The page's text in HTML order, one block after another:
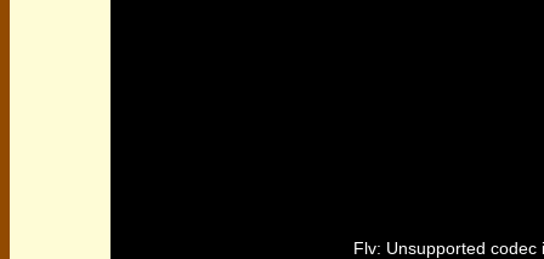
Flv: Unsupported